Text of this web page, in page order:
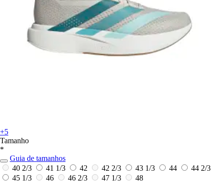
+5
Tamanho
*
Guia de tamanhos
40 2/3
41 1/3 42 42 2/3 43 1/3 44
44 2/3
45 1/3
46 46 2/3 47 1/3
48